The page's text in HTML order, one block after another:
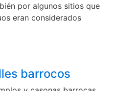
por algunos sitios que
eran considerados
barrocos